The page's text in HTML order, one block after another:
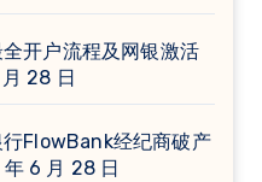
开户流程及网银激活
28 日
FlowBank经纪商破产
6 月 28 日